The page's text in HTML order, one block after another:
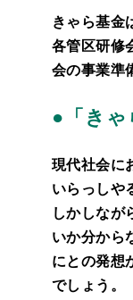
きゃら基金
各管区研修
会の事業準
● 「き
現代社会に
いらっしや
しかしなが
いか分から
にとの発想
でしょう。